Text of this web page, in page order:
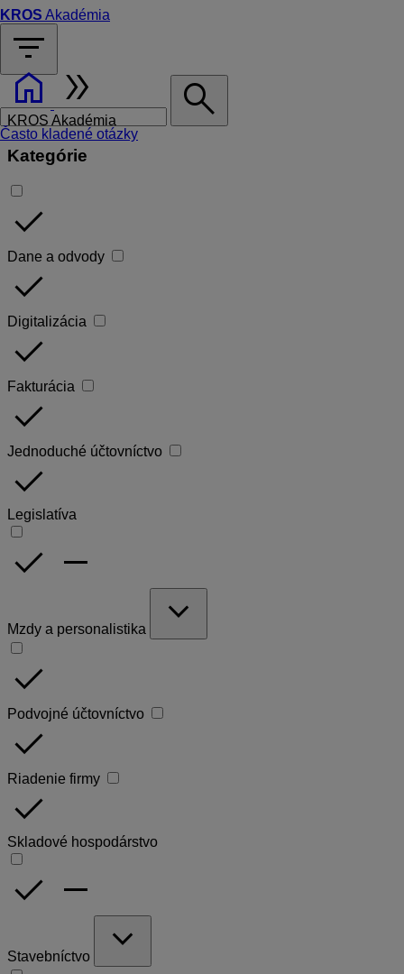
KROS Akadémia
filter_list
search
Často kladené otázky
homedouble_arrow
KROS Akadémia
Kategórie
done
Dane a odvody
done
Digitalizácia
done
Fakturácia
done
Jednoduché účtovníctvo
done
Legislatíva
done remove
Mzdy a personalistika
expand_more
done
Podvojné účtovníctvo
done
Riadenie firmy
done
Skladové hospodárstvo
done remove
Stavebníctvo
expand_more